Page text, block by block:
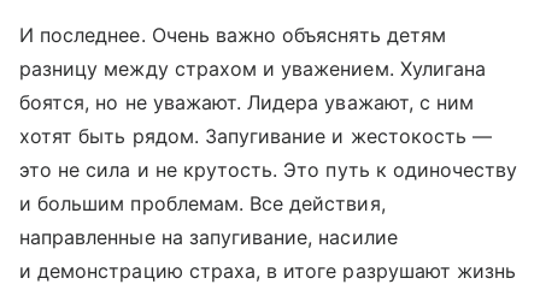
И последнее. Очень важно объяснять детям
разницу между страхом и уважением. Хулигана
боятся, но не уважают. Лидера уважают, с ним
хотят быть рядом. Запугивание и жестокость —
это не сила и не крутость. Это путь к одиночеству
и большим проблемам. Все действия,
направленные на запугивание, насилие
и демонстрацию страха, в итоге разрушают жизнь